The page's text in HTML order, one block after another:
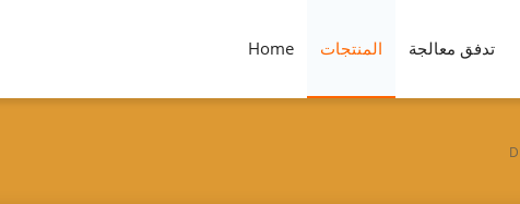
Home المنتجات تدفق معالجة